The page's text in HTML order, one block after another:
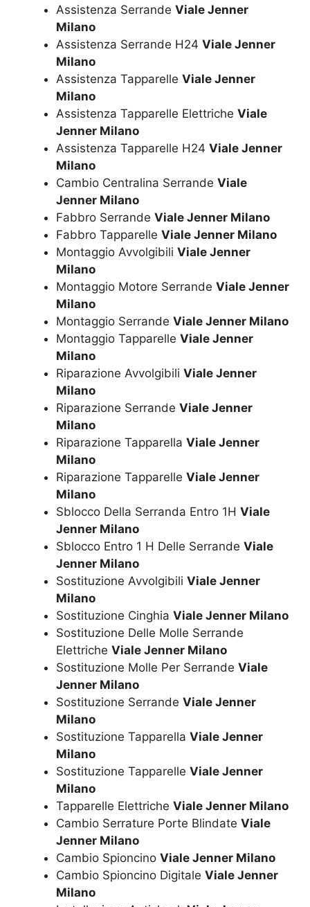
Assistenza Serrande Viale Jenner
Milano
Assistenza Serrande H24 Viale Jenner
Milano
Assistenza Tapparelle Viale Jenner
Milano
Assistenza Tapparelle Elettriche Viale
Jenner Milano
Assistenza Tapparelle H24 Viale Jenner
Milano
Cambio Centralina Serrande Viale
Jenner Milano
Fabbro Serrande Viale Jenner Milano
Fabbro Tapparelle Viale Jenner Milano
Montaggio Avvolgibili Viale Jenner
Milano
Montaggio Motore Serrande Viale Jenner
Milano
Montaggio Serrande Viale Jenner Milano
Montaggio Tapparelle Viale Jenner
Milano
Riparazione Avvolgibili Viale Jenner
Milano
Riparazione Serrande Viale Jenner
Milano
Riparazione Tapparella Viale Jenner
Milano
Riparazione Tapparelle Viale Jenner
Milano
Sblocco Della Serranda Entro 1H Viale
Jenner Milano
Sblocco Entro 1 H Delle Serrande Viale
Jenner Milano
Sostituzione Avvolgibili Viale Jenner
Milano
Sostituzione Cinghia Viale Jenner Milano
Sostituzione Delle Molle Serrande
Elettriche Viale Jenner Milano
Sostituzione Molle Per Serrande Viale
Jenner Milano
Sostituzione Serrande Viale Jenner
Milano
Sostituzione Tapparella Viale Jenner
Milano
Sostituzione Tapparelle Viale Jenner
Milano
Tapparelle Elettriche Viale Jenner Milano
Cambio Serrature Porte Blindate Viale
Jenner Milano
Cambio Spioncino Viale Jenner Milano
Cambio Spioncino Digitale Viale Jenner
Milano